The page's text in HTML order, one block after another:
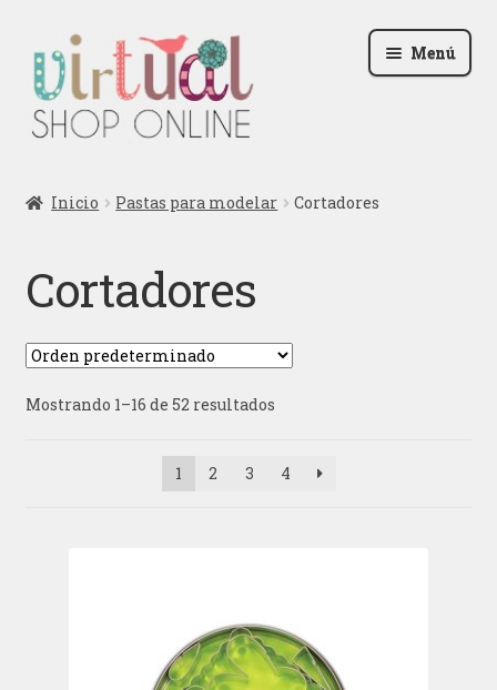
la
navegación
al
contenido
Menú
Contactar
Blog
Iniciar sesión
Inicio Pastas para modelar Cortadores
Cortadores
Mostrando 1–16 de 52 resultados
1 2 3 4